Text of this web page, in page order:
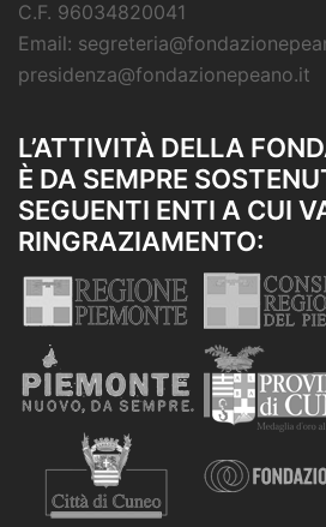
C.F. 96034820041
Email:
presidenza@fondazionepeano.it
L’ATTIVITÀ DELLA
È DA SEMPRE
SEGUENTI ENTI A CUI
RINGRAZIAMENTO: